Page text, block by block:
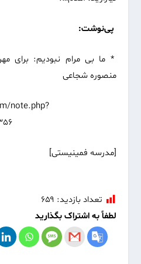
پی‌نوشت:
* ما بی مرام نبودیم: برای
منصوره شجاعی
note.php?
[مدرسه فمینیستی]
تعداد بازدید: ۶۵۹
لطفاً به اشتراک بگذارید